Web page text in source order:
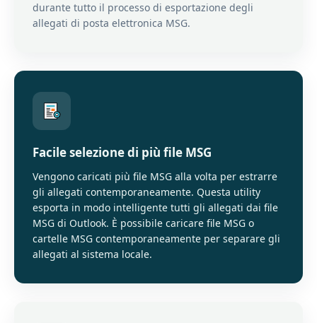
durante tutto il processo di esportazione degli
allegati di posta elettronica MSG.
Facile selezione di più file MSG
Vengono caricati più file MSG alla volta per estrarre
gli allegati contemporaneamente. Questa utility
esporta in modo intelligente tutti gli allegati dai file
MSG di Outlook. È possibile caricare file MSG o
cartelle MSG contemporaneamente per separare gli
allegati al sistema locale.